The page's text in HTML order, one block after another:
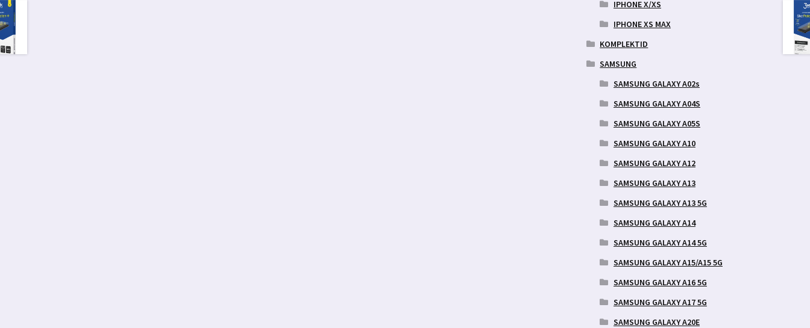
IPHONE X/XS
IPHONE XS MAX
KOMPLEKTID
SAMSUNG
SAMSUNG GALAXY A02s
SAMSUNG GALAXY A04S
SAMSUNG GALAXY A05S
SAMSUNG GALAXY A10
SAMSUNG GALAXY A12
SAMSUNG GALAXY A13
SAMSUNG GALAXY A13 5G
SAMSUNG GALAXY A14
SAMSUNG GALAXY A14 5G
SAMSUNG GALAXY A15/A15 5G
SAMSUNG GALAXY A16 5G
SAMSUNG GALAXY A17 5G
SAMSUNG GALAXY A20E